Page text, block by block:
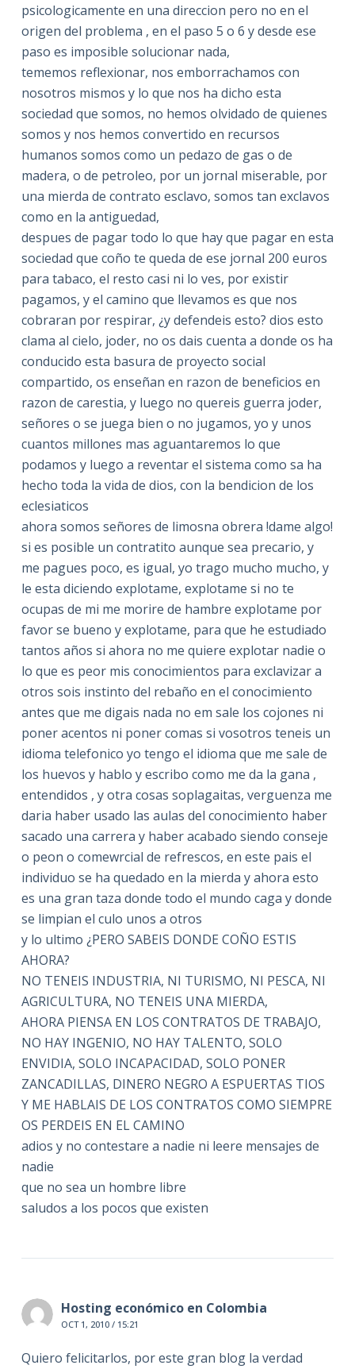
psicologicamente en una direccion pero no en el
origen del problema , en el paso 5 o 6 y desde ese
paso es imposible solucionar nada,
tememos reflexionar, nos emborrachamos con
nosotros mismos y lo que nos ha dicho esta
sociedad que somos, no hemos olvidado de quienes
somos y nos hemos convertido en recursos
humanos somos como un pedazo de gas o de
madera, o de petroleo, por un jornal miserable, por
una mierda de contrato esclavo, somos tan exclavos
como en la antiguedad,
despues de pagar todo lo que hay que pagar en esta
sociedad que coño te queda de ese jornal 200 euros
para tabaco, el resto casi ni lo ves, por existir
pagamos, y el camino que llevamos es que nos
cobraran por respirar, ¿y defendeis esto? dios esto
clama al cielo, joder, no os dais cuenta a donde os ha
conducido esta basura de proyecto social
compartido, os enseñan en razon de beneficios en
razon de carestia, y luego no quereis guerra joder,
señores o se juega bien o no jugamos, yo y unos
cuantos millones mas aguantaremos lo que
podamos y luego a reventar el sistema como sa ha
hecho toda la vida de dios, con la bendicion de los
eclesiaticos
ahora somos señores de limosna obrera !dame algo!
si es posible un contratito aunque sea precario, y
me pagues poco, es igual, yo trago mucho mucho, y
le esta diciendo explotame, explotame si no te
ocupas de mi me morire de hambre explotame por
favor se bueno y explotame, para que he estudiado
tantos años si ahora no me quiere explotar nadie o
lo que es peor mis conocimientos para exclavizar a
otros sois instinto del rebaño en el conocimiento
antes que me digais nada no em sale los cojones ni
poner acentos ni poner comas si vosotros teneis un
idioma telefonico yo tengo el idioma que me sale de
los huevos y hablo y escribo como me da la gana ,
entendidos , y otra cosas soplagaitas, verguenza me
daria haber usado las aulas del conocimiento haber
sacado una carrera y haber acabado siendo conseje
o peon o comewrcial de refrescos, en este pais el
individuo se ha quedado en la mierda y ahora esto
es una gran taza donde todo el mundo caga y donde
se limpian el culo unos a otros
y lo ultimo ¿PERO SABEIS DONDE COÑO ESTIS
AHORA?
NO TENEIS INDUSTRIA, NI TURISMO, NI PESCA, NI
AGRICULTURA, NO TENEIS UNA MIERDA,
AHORA PIENSA EN LOS CONTRATOS DE TRABAJO,
NO HAY INGENIO, NO HAY TALENTO, SOLO
ENVIDIA, SOLO INCAPACIDAD, SOLO PONER
ZANCADILLAS, DINERO NEGRO A ESPUERTAS TIOS
Y ME HABLAIS DE LOS CONTRATOS COMO SIEMPRE
OS PERDEIS EN EL CAMINO
adios y no contestare a nadie ni leere mensajes de
nadie
que no sea un hombre libre
saludos a los pocos que existen
Hosting económico en Colombia
OCT 1, 2010 / 15:21
Quiero felicitarlos, por este gran blog la verdad